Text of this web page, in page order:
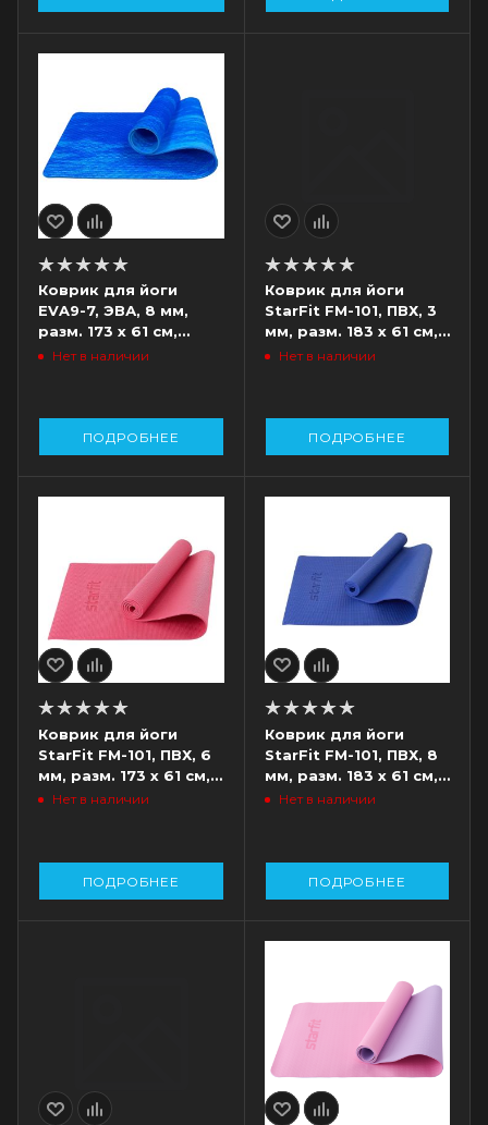
Коврик для йоги
EVA9-7, ЭВА, 8 мм,
разм. 173 х 61 см,
синий
Нет в наличии
ПОДРОБНЕЕ
Коврик для йоги
StarFit FM-101, ПВХ, 3
мм, разм. 183 х 61 см,
синий
Нет в наличии
ПОДРОБНЕЕ
Коврик для йоги
StarFit FM-101, ПВХ, 6
мм, разм. 173 х 61 см,
розовый
Нет в наличии
ПОДРОБНЕЕ
Коврик для йоги
StarFit FM-101, ПВХ, 8
мм, разм. 183 х 61 см,
темно-синий
Нет в наличии
ПОДРОБНЕЕ